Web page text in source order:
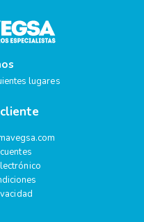
lugares